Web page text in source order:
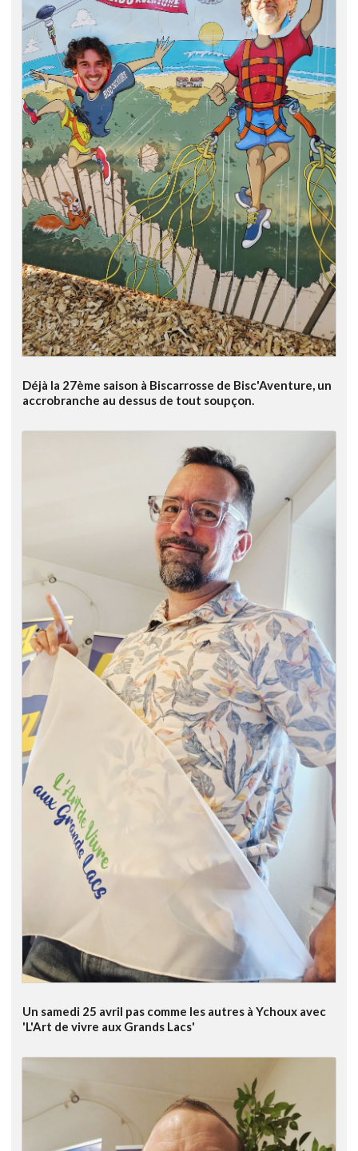
Déjà la 27ème saison à Biscarrosse de Bisc'Aventure, un
accrobranche au dessus de tout soupçon.
Un samedi 25 avril pas comme les autres à Ychoux avec
'L'Art de vivre aux Grands Lacs'